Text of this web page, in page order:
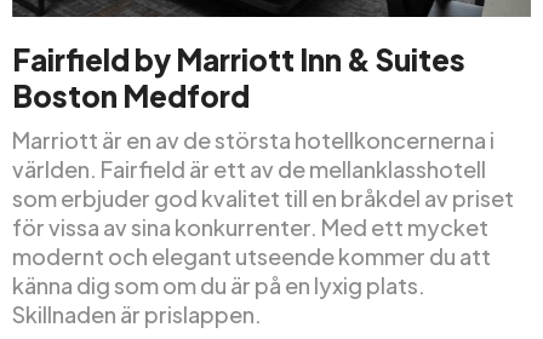
Fairfield by Marriott Inn & Suites
Boston Medford
Marriott är en av de största hotellkoncernerna i
världen. Fairfield är ett av de mellanklasshotell
som erbjuder god kvalitet till en bråkdel av priset
för vissa av sina konkurrenter. Med ett mycket
modernt och elegant utseende kommer du att
känna dig som om du är på en lyxig plats.
Skillnaden är prislappen.